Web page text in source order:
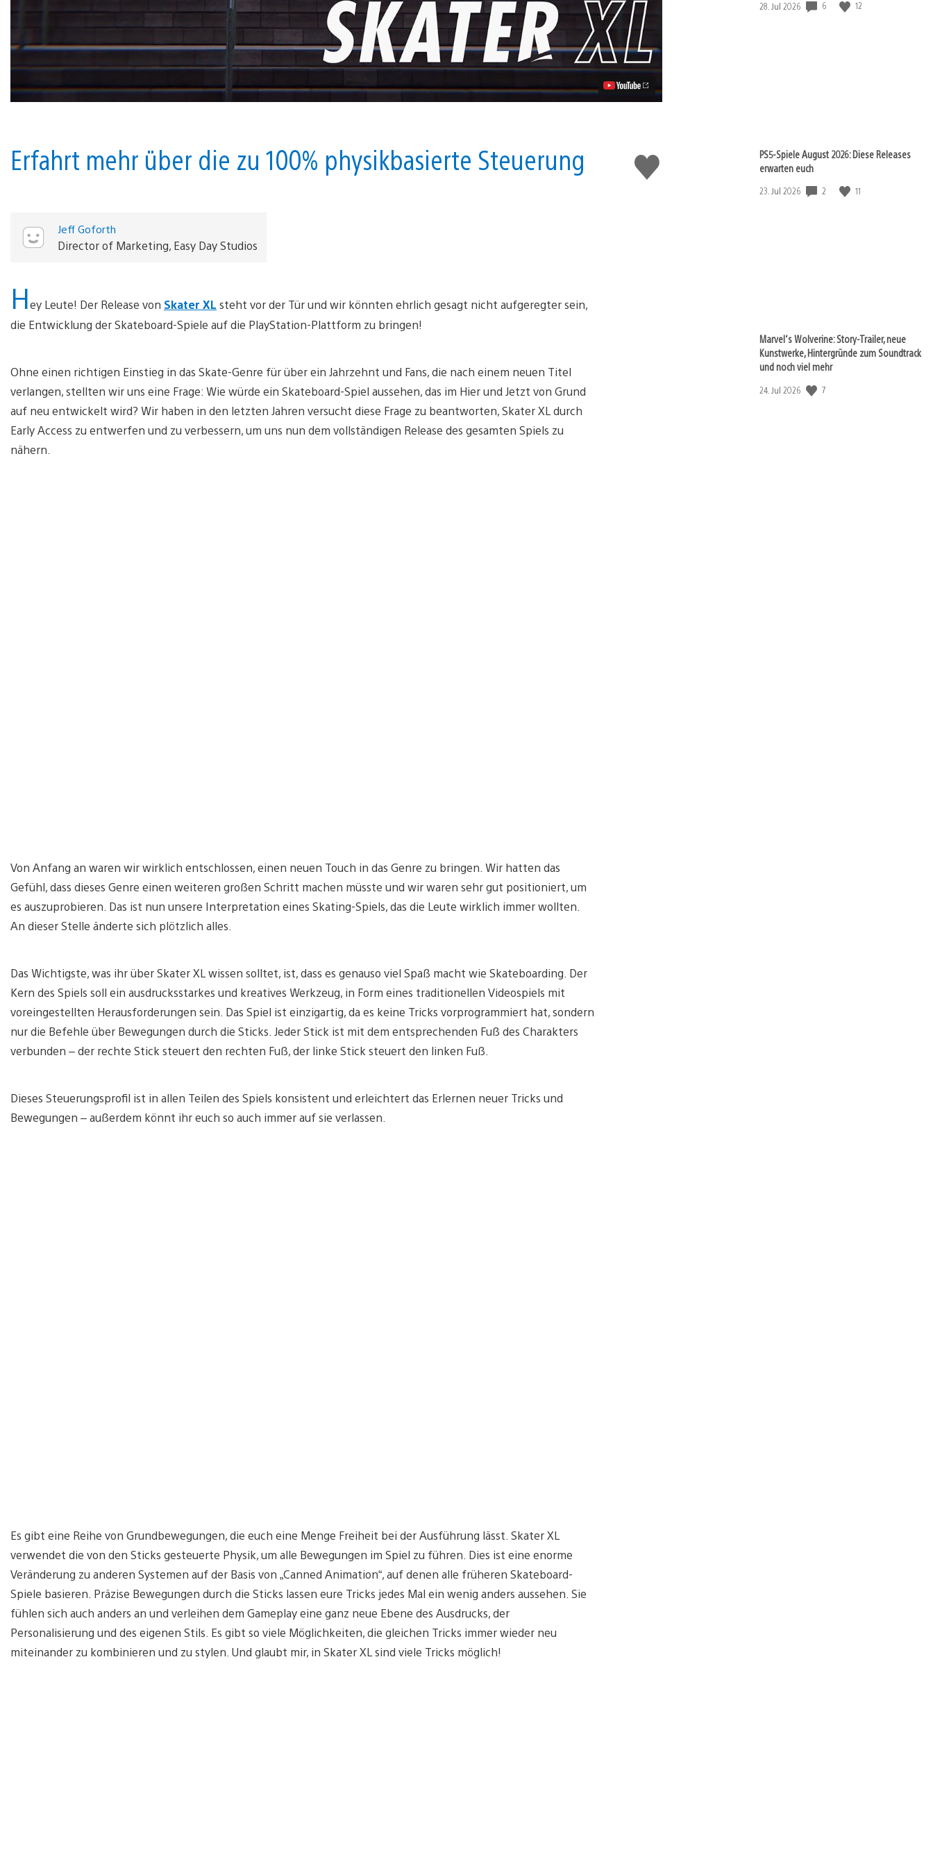
XL
Video
abspielen
Gefällt
mir
Erfahrt mehr über die zu 100% physikbasierte Steuerung
Jeff Goforth
Director of Marketing, Easy Day Studios
Hey Leute! Der Release von Skater XL steht vor der Tür und wir könnten ehrlich gesagt nicht aufgeregter sein,
die Entwicklung der Skateboard-Spiele auf die PlayStation-Plattform zu bringen!
Ohne einen richtigen Einstieg in das Skate-Genre für über ein Jahrzehnt und Fans, die nach einem neuen Titel
verlangen, stellten wir uns eine Frage: Wie würde ein Skateboard-Spiel aussehen, das im Hier und Jetzt von Grund
auf neu entwickelt wird? Wir haben in den letzten Jahren versucht diese Frage zu beantworten, Skater XL durch
Early Access zu entwerfen und zu verbessern, um uns nun dem vollständigen Release des gesamten Spiels zu
nähern.
Von Anfang an waren wir wirklich entschlossen, einen neuen Touch in das Genre zu bringen. Wir hatten das
Gefühl, dass dieses Genre einen weiteren großen Schritt machen müsste und wir waren sehr gut positioniert, um
es auszuprobieren. Das ist nun unsere Interpretation eines Skating-Spiels, das die Leute wirklich immer wollten.
An dieser Stelle änderte sich plötzlich alles.
Das Wichtigste, was ihr über Skater XL wissen solltet, ist, dass es genauso viel Spaß macht wie Skateboarding. Der
Kern des Spiels soll ein ausdrucksstarkes und kreatives Werkzeug, in Form eines traditionellen Videospiels mit
voreingestellten Herausforderungen sein. Das Spiel ist einzigartig, da es keine Tricks vorprogrammiert hat, sondern
nur die Befehle über Bewegungen durch die Sticks. Jeder Stick ist mit dem entsprechenden Fuß des Charakters
verbunden – der rechte Stick steuert den rechten Fuß, der linke Stick steuert den linken Fuß.
Dieses Steuerungsprofil ist in allen Teilen des Spiels konsistent und erleichtert das Erlernen neuer Tricks und
Bewegungen – außerdem könnt ihr euch so auch immer auf sie verlassen.
Es gibt eine Reihe von Grundbewegungen, die euch eine Menge Freiheit bei der Ausführung lässt. Skater XL
verwendet die von den Sticks gesteuerte Physik, um alle Bewegungen im Spiel zu führen. Dies ist eine enorme
Veränderung zu anderen Systemen auf der Basis von „Canned Animation“, auf denen alle früheren Skateboard-
Spiele basieren. Präzise Bewegungen durch die Sticks lassen eure Tricks jedes Mal ein wenig anders aussehen. Sie
fühlen sich auch anders an und verleihen dem Gameplay eine ganz neue Ebene des Ausdrucks, der
Personalisierung und des eigenen Stils. Es gibt so viele Möglichkeiten, die gleichen Tricks immer wieder neu
miteinander zu kombinieren und zu stylen. Und glaubt mir, in Skater XL sind viele Tricks möglich!
Veröffentlichungsdatum:
28. Jul 2026 6 12
PS5-Spiele August 2026: Diese Releases
erwarten euch
Veröffentlichungsdatum:
23. Jul 2026 2 11
Marvel‘s Wolverine: Story-Trailer, neue
Kunstwerke, Hintergründe zum Soundtrack
und noch viel mehr
Veröffentlichungsdatum:
24. Jul 2026 7